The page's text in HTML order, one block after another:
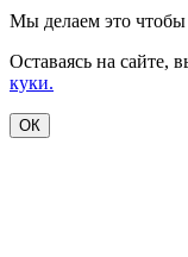
Мы делаем это чтобы
Оставаясь на сайте,
куки.
ОК